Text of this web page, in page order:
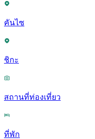
คันไซ
ชิกะ
สถานที่ท่องเที่ยว
ที่พัก